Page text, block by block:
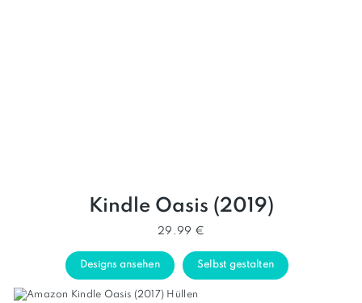
Kindle Oasis (2019)
29.99 €
Designs ansehen Selbst gestalten